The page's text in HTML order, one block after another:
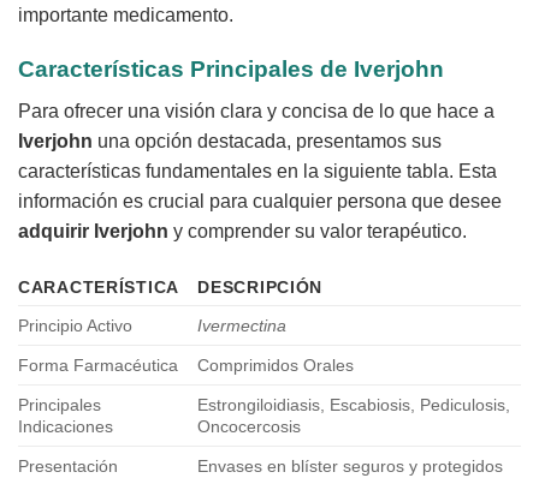
importante medicamento.
Características Principales de Iverjohn
Para ofrecer una visión clara y concisa de lo que hace a
Iverjohn una opción destacada, presentamos sus
características fundamentales en la siguiente tabla. Esta
información es crucial para cualquier persona que desee
adquirir Iverjohn y comprender su valor terapéutico.
CARACTERÍSTICA
DESCRIPCIÓN
Principio Activo
Ivermectina
Forma Farmacéutica Comprimidos Orales
Principales
Indicaciones
Estrongiloidiasis, Escabiosis, Pediculosis,
Oncocercosis
Presentación Envases en blíster seguros y protegidos